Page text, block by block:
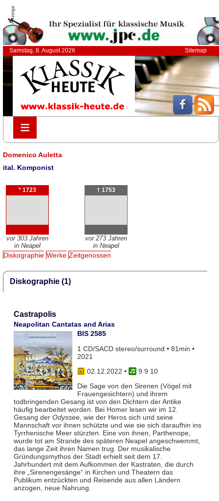
Anzeige
Samstag, 8. August 2026 Sitemap
≡
≡
Domenico Auletta
ital. Komponist
* 1723
vor 303 Jahren
in Neapel
† 1753
vor 273 Jahren
in Neapel
Diskographie Werke Zeitgenossen
Diskographie (1)
Castrapolis
Neapolitan Cantatas and Arias
BIS 2585
1 CD/SACD stereo/surround • 81min •
2021
02.12.2022 •
9 9 10
Die Sage von den Sirenen (Vögel mit
Frauengesichtern) und ihrem
todbringenden Gesang ist von den Dichtern der Antike
häufig bearbeitet worden. Bei Homer lesen wir im 12.
Gesang der Odyssee, wie der Heros sich und seine
Mannschaft vor ihnen schützte und wie sie sich daraufhin ins
Tyrrhenische Meer stürzten. Eine von ihnen, Parthenope,
wurde tot am Strande des späteren Neapel angeschwemmt,
das lange Zeit ihren Namen trug. Der musikalische
Gründungsmythos der Stadt erhielt seit dem 17.
Jahrhundert mit dem Aufkommen der Kastraten, die durch
ihre „Sirenengesänge“ in Kirchen und Theatern das
Publikum entzückten und Reisende aus allen Ländern
anzogen, neue Nahrung.